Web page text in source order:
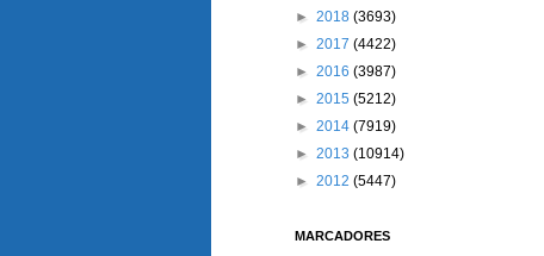
► 2018 (3693)
► 2017 (4422)
► 2016 (3987)
► 2015 (5212)
► 2014 (7919)
► 2013 (10914)
► 2012 (5447)
MARCADORES